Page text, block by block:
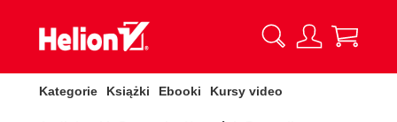
Kategorie Książki Ebooki Kursy video